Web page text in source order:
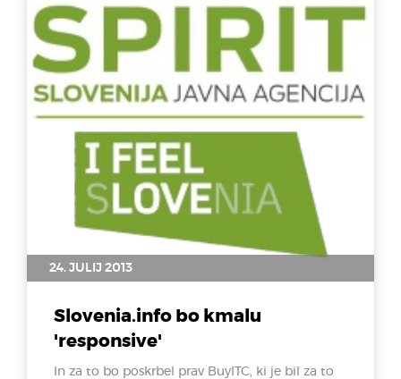
24. JULIJ 2013
Slovenia.info bo kmalu
'responsive'
In za to bo poskrbel prav BuyITC, ki je bil za to